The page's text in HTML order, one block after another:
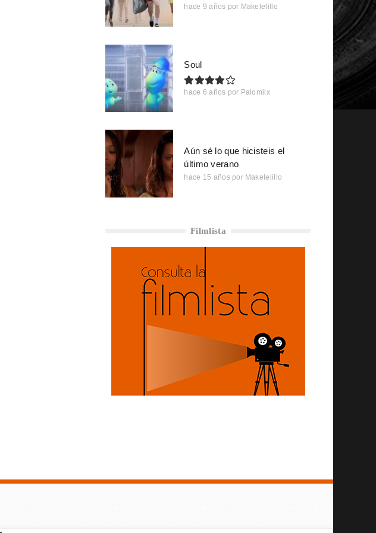
hace 9 años por Makelelillo
Soul
hace 6 años por Palomiix
Aún sé lo que hicisteis el
último verano
hace 15 años por Makelelillo
Filmlista